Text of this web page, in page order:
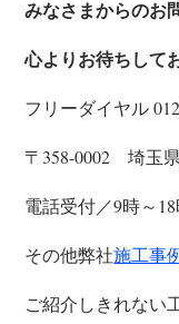
みなさまからのお
心よりお待ちして
フリーダイヤル
〒358-0002 埼玉
電話受付／9時
その他弊社施工事
ご紹介しきれない